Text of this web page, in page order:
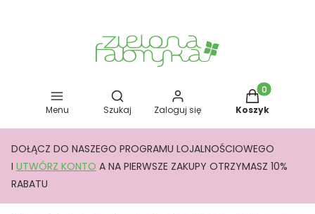
Menu
Otwórz wyszukiwarkę
Szukaj Zaloguj się
Produkty w
Koszyk
DOŁĄCZ DO NASZEGO PROGRAMU LOJALNOŚCIOWEGO
I UTWÓRZ KONTO A NA PIERWSZE ZAKUPY OTRZYMASZ 10%
RABATU